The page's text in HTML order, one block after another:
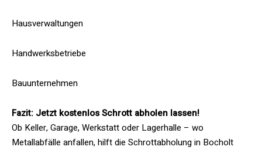
Hausverwaltungen
Handwerksbetriebe
Bauunternehmen
Fazit: Jetzt kostenlos Schrott abholen lassen!
Ob Keller, Garage, Werkstatt oder Lagerhalle – wo
Metallabfälle anfallen, hilft die Schrottabholung in Bocholt